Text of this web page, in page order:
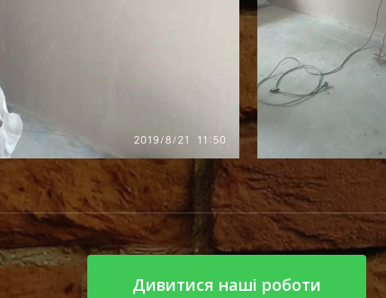
Дивитися наші роботи